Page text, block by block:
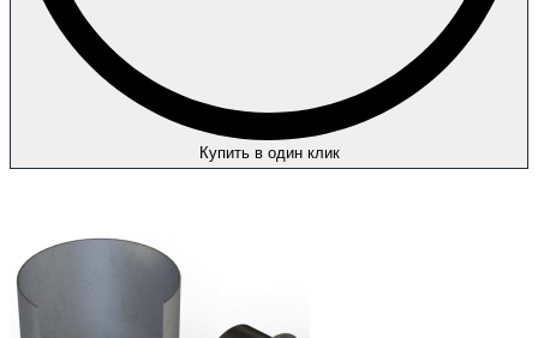
Купить в один клик